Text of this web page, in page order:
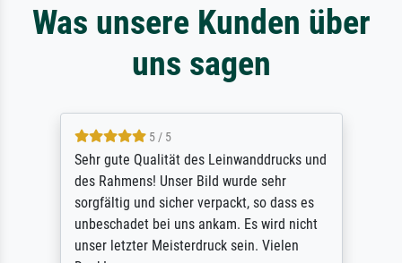
Was unsere Kunden über
uns sagen
5 / 5
Sehr gute Qualität des Leinwanddrucks und
des Rahmens! Unser Bild wurde sehr
sorgfältig und sicher verpackt, so dass es
unbeschadet bei uns ankam. Es wird nicht
unser letzter Meisterdruck sein. Vielen